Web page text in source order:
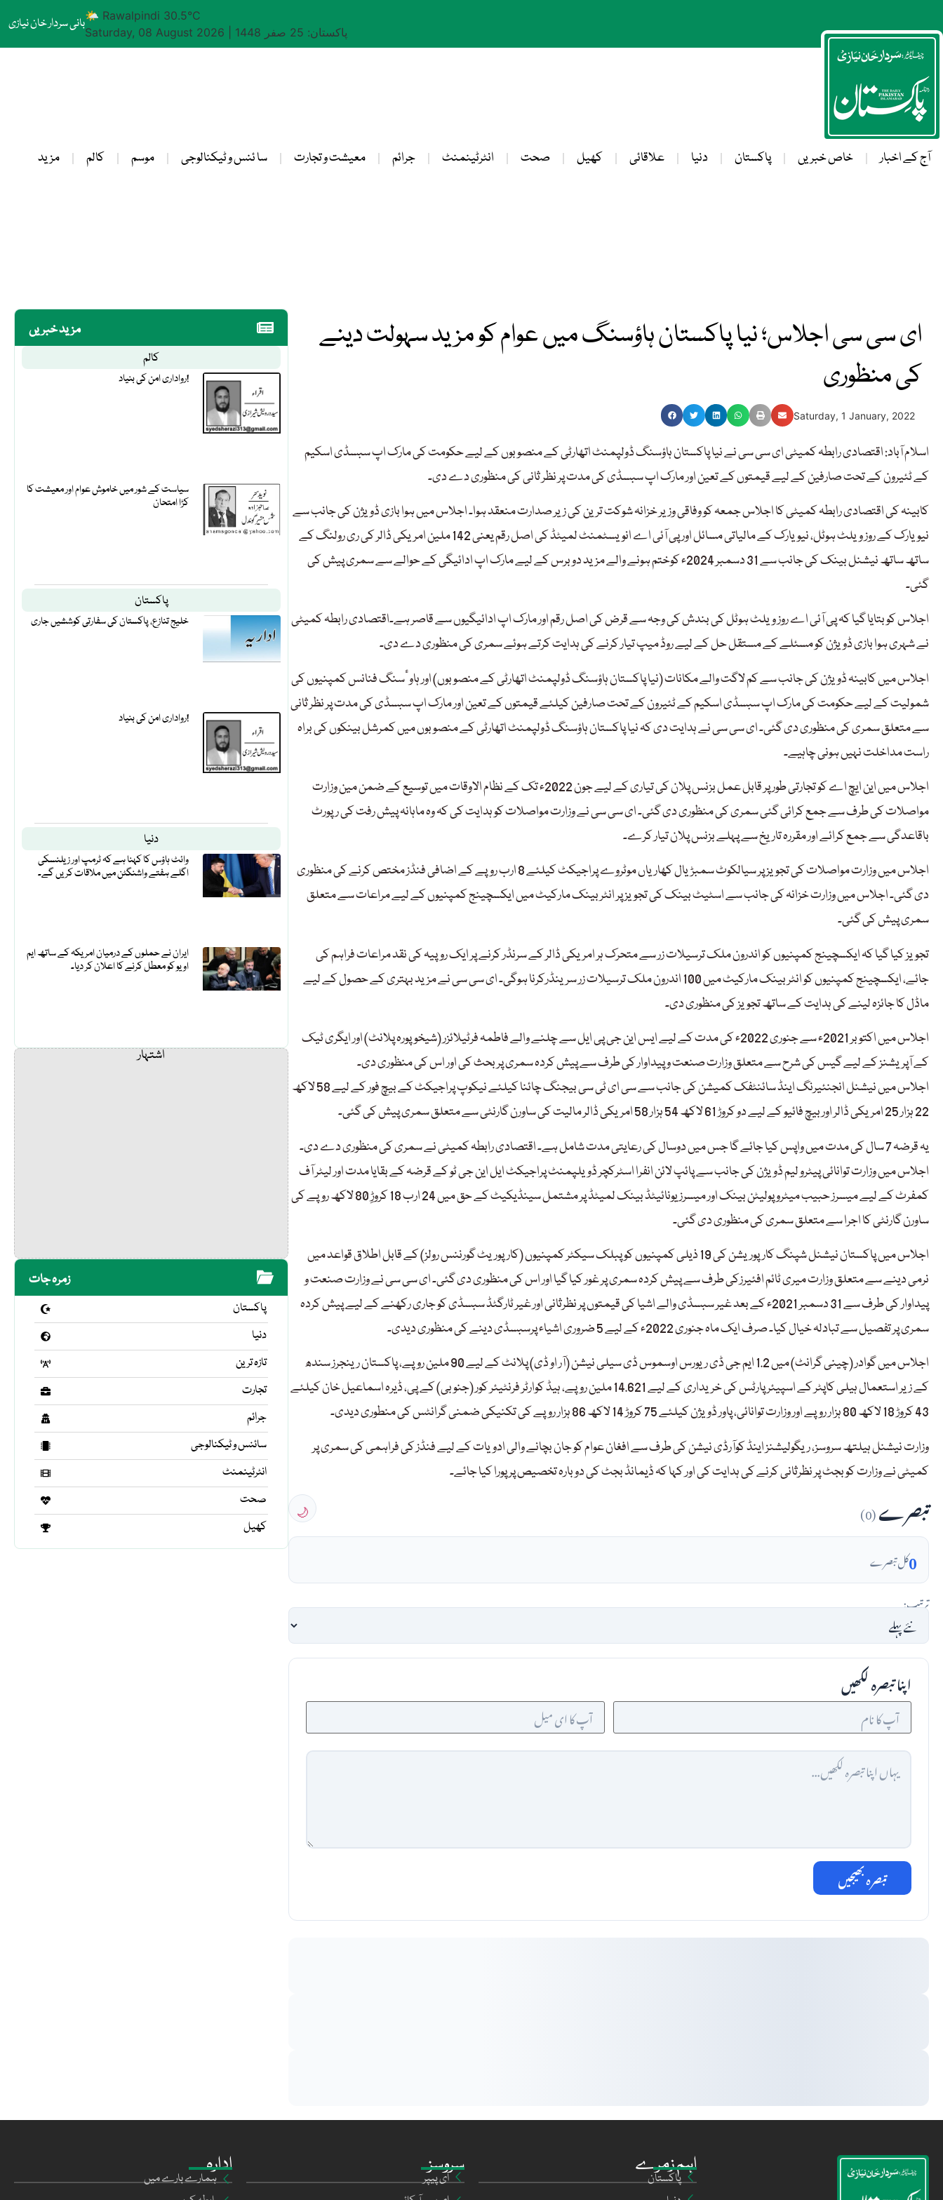
بانی سردار خان نیازی🌤 Rawalpindi 30.5°C
Saturday, 08 August 2026
پاکستان: 25 صفر 1448
آج کے اخبار خاص خبریں پاکستان دنیا علاقائی کھیل صحت انٹرٹینمنٹ جرائم معیشت و تجارت سا ئنس و ٹیکنالوجی موسم کالم مزید
مزید خبریں
کالم
رواداری امن کی بنیاد!
سیاست کے شور میں خاموش عوام اور معیشت کا
کڑا امتحان
پاکستان
خلیج تنازع، پاکستان کی سفارتی کوششیں جاری
رواداری امن کی بنیاد!
دنیا
وائٹ ہاؤس کا کہنا ہے کہ ٹرمپ اور زیلنسکی
اگلے ہفتے واشنگٹن میں ملاقات کریں گے۔
ایران نے حملوں کے درمیان امریکہ کے ساتھ ایم
او یو کو معطل کرنے کا اعلان کر دیا۔
اشتہار
زمرہ جات
پاکستان
دنیا
تازہ ترین
تجارت
جرائم
سائنس و ٹیکنالوجی
انٹرٹینمنٹ
صحت
کھیل
ای سی سی اجلاس؛ نیا پاکستان ہاؤسنگ میں عوام کو مزید سہولت دینے
کی منظوری
Saturday, 1 January, 2022
اسلام آباد: اقتصادی رابطہ کمیٹی ای سی سی نے نیا پاکستان ہاؤسنگ ڈولپمنٹ اتھارٹی کے منصوبوں کے لیے حکومت کی مارک اپ سبسڈی اسکیم
کے ٹئیرون کے تحت صارفین کے لیے قیمتوں کے تعین اور مارک اپ سبسڈی کی مدت پر نظر ثانی کی منظوری دے دی۔
کابینہ کی اقتصادی رابطہ کمیٹی کا اجلاس جمعہ کو وفاقی وزیر خزانہ شوکت ترین کی زیر صدارت منعقد ہوا۔ اجلاس میں ہوا بازی ڈویژن کی جانب سے
نیویارک کے روز ویلٹ ہوٹل، نیویارک کے مالیاتی مسائل اور پی آئی اے انویسٹمنٹ لمیٹڈ کی اصل رقم یعنی 142 ملین امریکی ڈالر کی ری رولنگ کے
ساتھ ساتھ نیشنل بینک کی جانب سے 31 دسمبر 2024ء کوختم ہونے والے مزید دو برس کے لیے مارک اپ ادائیگی کے حوالے سے سمری پیش کی
گئی۔
اجلاس کو بتایا گیا کہ پی آئی اے روز ویلٹ ہوٹل کی بندش کی وجہ سے قرض کی اصل رقم اور مارک اپ ادائیگیوں سے قاصر ہے۔اقتصادی رابطہ کمیٹی
نے شہری ہوا بازی ڈویژن کو مسئلے کے مستقل حل کے لیے روڈ میپ تیار کرنے کی ہدایت کرتے ہوئے سمری کی منظوری دے دی۔
اجلاس میں کابینہ ڈویژن کی جانب سے کم لاگت والے مکانات (نیا پاکستان ہاؤسنگ ڈولپمنٹ اتھارٹی کے منصوبوں) اور ہاوٴسنگ فنانس کمپنیوں کی
شمولیت کے لیے حکومت کی مارک اپ سبسڈی اسکیم کے ٹئیرون کے تحت صارفین کیلئے قیمتوں کے تعین اور مارک اپ سبسڈی کی مدت پر نظر ثانی
سے متعلق سمری کی منظوری دی گئی۔ ای سی سی نے ہدایت دی کہ نیا پاکستان ہاؤسنگ ڈولپمنٹ اتھارٹی کے منصوبوں میں کمرشل بینکوں کی براہ
راست مداخلت نہیں ہونی چاہیے۔
اجلاس میں این ایچ اے کو تجارتی طور پر قابل عمل بزنس پلان کی تیاری کے لیے جون 2022ء تک کے نظام الاوقات میں توسیع کے ضمن مین وزارت
مواصلات کی طرف سے جمع کرائی گئی سمری کی منظوری دی گئی۔ ای سی سی نے وزارت مواصلات کو ہدایت کی کہ وہ ماہانہ پیش رفت کی رپورٹ
باقاعدگی سے جمع کرائے اور مقررہ تاریخ سے پہلے بزنس پلان تیار کرے۔
اجلاس میں وزارت مواصلات کی تجویز پر سیالکوٹ سمبڑیال کھاریاں موٹروے پراجیکٹ کیلئے 8 ارب روپے کے اضافی فنڈز مختص کرنے کی منظوری
دی گئی۔ اجلاس میں وزارت خزانہ کی جانب سے اسٹیٹ بینک کی تجویز پر انٹربینک مارکیٹ میں ایکسچینج کمپنیوں کے لیے مراعات سے متعلق
سمری پیش کی گئی۔
تجویز کیا گیا کہ ایکسچینج کمپنیوں کو اندرون ملک ترسیلات زر سے متحرک ہر امریکی ڈالر کے سرنڈر کرنے پر ایک روپیہ کی نقد مراعات فراہم کی
جائے، ایکسچینج کمپنیوں کو انٹربینک مارکیٹ میں 100 اندرون ملک ترسیلات زر سرینڈرکرنا ہوگی۔ ای سی سی نے مزید بہتری کے حصول کے لیے
ماڈل کا جائزہ لینے کی ہدایت کے ساتھ تجویز کی منظوری دی۔
اجلاس میں اکتوبر 2021ء سے جنوری 2022ء کی مدت کے لیے ایس این جی پی ایل سے چلنے والے فاطمہ فرٹیلائزر (شیخوپورہ پلانٹ) اور ایگری ٹیک
کے آپریشنز کے لیے گیس کی شرح سے متعلق وزارت صنعت و پیداوار کی طرف سے پیش کردہ سمری پر بحث کی اور اس کی منظوری دی۔
اجلاس میں نیشنل انجنئیرنگ اینڈ سائنٹفک کمیشن کی جانب سے سی ای ٹی سی بیجنگ چائنا کیلئے نیکوپ پراجیکٹ کے بیچ فور کے لیے 58 لاکھ
22 ہزار 25 امریکی ڈالر اور بیچ فائیو کے لیے دو کروڑ 61 لاکھ 54 ہزار 58 امریکی ڈالر مالیت کی ساورن گارنٹی سے متعلق سمری پیش کی گئی۔
یہ قرضہ 7 سال کی مدت میں واپس کیا جائے گا جس میں دوسال کی رعایتی مدت شامل ہے۔ اقتصادی رابطہ کمیٹی نے سمری کی منظوری دے دی۔
اجلاس میں وزارت توانائی پیٹرو لیم ڈویژن کی جانب سے پائپ لائن انفرا اسٹرکچر ڈویلپمنٹ پراجیکٹ ایل این جی ٹو کے قرضہ کے بقایا مدت اور لیٹر آف
کمفرٹ کے لیے میسرز حبیب میٹرو پولیٹن بینک اور میسرز یونائیٹڈ بینک لمیٹڈ پر مشتمل سینڈیکیٹ کے حق میں 24 ارب 18 کروڑِ 80 لاکھ روپے کی
ساورن گارنٹی کا اجرا سے متعلق سمری کی منظوری دی گئی۔
اجلاس میں پاکستان نیشنل شپنگ کارپوریشن کی 19 ذیلی کمپنیوں کو پبلک سیکٹر کمپنیوں (کارپوریٹ گورننس رولز) کے قابل اطلاق قواعد میں
نرمی دینے سے متعلق وزارت میری ٹائم افئیرزکی طرف سے پیش کردہ سمری پر غور کیا گیا اور اس کی منظوری دی گئی۔ ای سی سی نے وزارت صنعت و
پیداوار کی طرف سے 31 دسمبر 2021ء کے بعد غیر سبسڈی والے اشیا کی قیمتوں پر نظرثانی اور غیر ٹارگٹڈ سبسڈی کو جاری رکھنے کے لیے پیش کردہ
سمری پر تفصیل سے تبادلہ خیال کیا۔ صرف ایک ماہ جنوری 2022ء کے لیے 5 ضروری اشیاء پرسبسڈی دینے کی منظوری دیدی۔
اجلاس میں گوادر (چینی گرانٹ) میں 1.2 ایم جی ڈی ریورس اوسموس ڈی سیلی نیشن (آر او ڈی) پلانٹ کے لیے 90 ملین روپے، پاکستان رینجرز سندھ
کے زیر استعمال ہیلی کاپٹر کے اسپیئر پارٹس کی خریداری کے لیے 14.621 ملین روپے، ہیڈ کوارٹر فرنٹیئر کور (جنوبی) کے پی، ڈیرہ اسماعیل خان کیلئے
43 کروڑ 18 لاکھ 80 ہزار روپے اور وزارت توانائی، پاور ڈویژن کیلئے 75 کروڑ 14 لاکھ 86 ہزار روپے کی تکنیکی ضمنی گرانٹس کی منطوری دیدی۔
وزارت نیشنل ہیلتھ سروسز، ریگولیشنز اینڈ کوآرڈی نیشن کی طرف سے افغان عوام کو جان بچانے والی ادویات کے لیے فنڈز کی فراہمی کی سمری پر
کمیٹی نے وزارت کو بجٹ پر نظرثانی کرنے کی ہدایت کی اور کہا کہ ڈیمانڈ بجٹ کی دوبارہ تخصیص پر پورا کیا جائے۔
تبصرے(0)
🌙
0کل تبصرے
ترتیب:
اپنا تبصرہ لکھیں
تبصرہ بھیجیں
ادارہ
ہمارے بارے میں
سروسز
ای پیپر
اہم زمرے
پاکستان